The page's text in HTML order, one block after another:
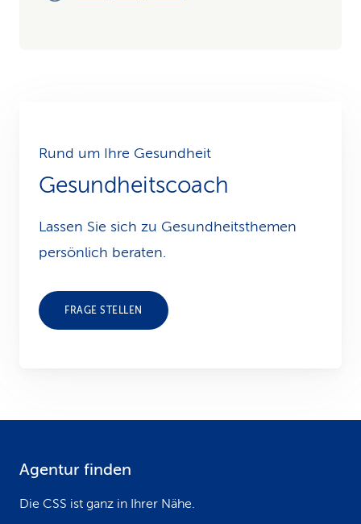
Rund um Ihre Gesundheit
Gesundheitscoach
Lassen Sie sich zu Gesundheits­themen
persönlich beraten.
FRAGE STELLEN
Agentur finden
Die CSS ist ganz in Ihrer Nähe.